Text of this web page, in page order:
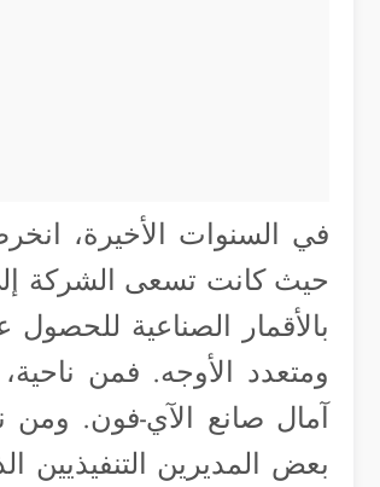
في السنوات الأخيرة،
حيث كانت تسعى الشركة
بالأقمار الصناعية
ومتعدد الأوجه. فمن
آمال صانع الآي-فون.
بعض المديرين التنفيذيين